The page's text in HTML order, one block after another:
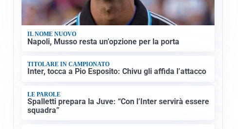
IL NOME NUOVO
Napoli, Musso resta un’opzione per la porta
TITOLARE IN CAMPIONATO
Inter, tocca a Pio Esposito: Chivu gli affida l’attacco
LE PAROLE
Spalletti prepara la Juve: “Con l’Inter servirà essere
squadra”